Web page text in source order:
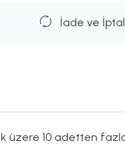
İade ve İptal
üzere 10 adetten